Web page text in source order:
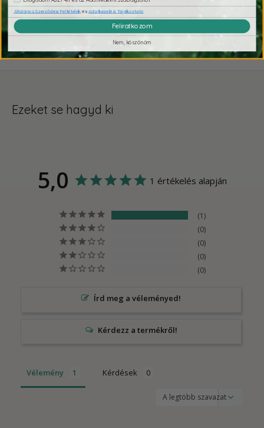
Fizetési adatait biztonságosan dolgozzuk fel. Nem tárolunk
bankkártya adatokat, és nem férünk hozzá a bankkártya
információkhoz.
Ezeket se hagyd ki
5,0 1 értékelés alapján
1
0
0
0
0
Írd meg a véleményed!
Vélemény Kérdések
Általános Szerződési FeltételekésAdatkezelési Tájékoztató
Feliratkozom
Nem, köszönöm